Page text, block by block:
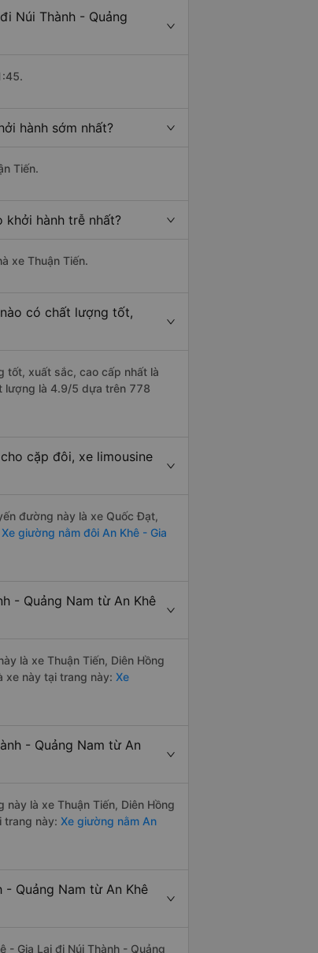
Núi Thành - Quảng
hành sớm nhất?
Tiến.
khởi hành trễ nhất?
xe Thuận Tiến.
có chất lượng tốt,
tốt, xuất sắc, cao cấp nhất là
lượng là 4.9/5 dựa trên 778
cặp đôi, xe limousine
đường này là xe Quốc Đạt,
Xe giường nằm đôi An Khê - Gia
- Quảng Nam từ An Khê
là xe Thuận Tiến, Diên Hồng
xe này tại trang này: Xe
- Quảng Nam từ An
là xe Thuận Tiến, Diên Hồng
trang này: Xe giường nằm An
Quảng Nam từ An Khê
- Gia Lai đi Núi Thành - Quảng